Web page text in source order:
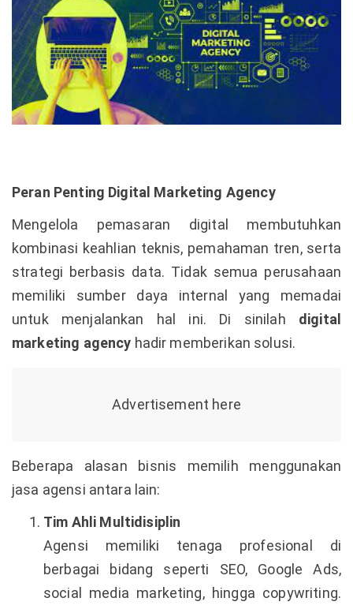
Peran Penting Digital Marketing Agency
Mengelola pemasaran digital membutuhkan
kombinasi keahlian teknis, pemahaman tren, serta
strategi berbasis data. Tidak semua perusahaan
memiliki sumber daya internal yang memadai
untuk menjalankan hal ini. Di sinilah digital
marketing agency hadir memberikan solusi.
Beberapa alasan bisnis memilih menggunakan
jasa agensi antara lain:
Tim Ahli Multidisiplin
Agensi memiliki tenaga profesional di
berbagai bidang seperti SEO, Google Ads,
social media marketing, hingga copywriting.